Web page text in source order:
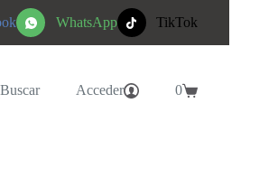
WhatsApp TikTok
Buscar Acceder
Carro
0